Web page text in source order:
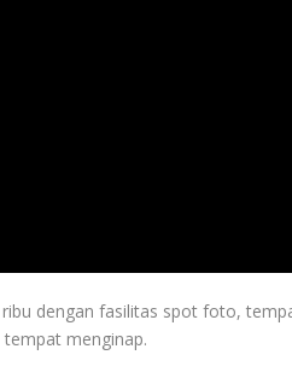
dengan fasilitas spot foto,
menginap.